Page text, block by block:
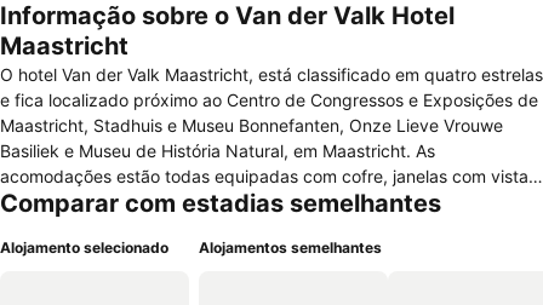
Informação sobre o Van der Valk Hotel
Maastricht
O hotel Van der Valk Maastricht, está classificado em quatro estrelas
e fica localizado próximo ao Centro de Congressos e Exposições de
Maastricht, Stadhuis e Museu Bonnefanten, Onze Lieve Vrouwe
Basiliek e Museu de História Natural, em Maastricht. As
acomodações estão todas equipadas com cofre, janelas com vista,
acesso a internet, telefone, ferro/Tábua de passar roupa (quando
satélite, telefone e secador de cabelo. Este disponibiliza diversos
Comparar com estadias semelhantes
Alojamento selecionado Alojamentos semelhantes